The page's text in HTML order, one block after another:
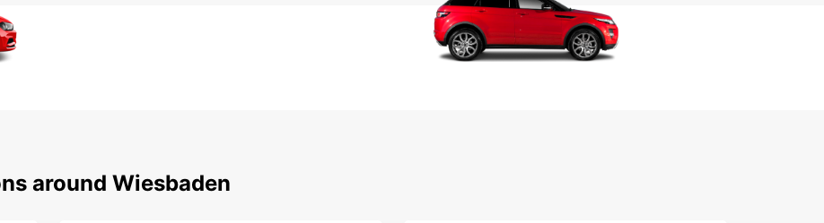
around Wiesbaden